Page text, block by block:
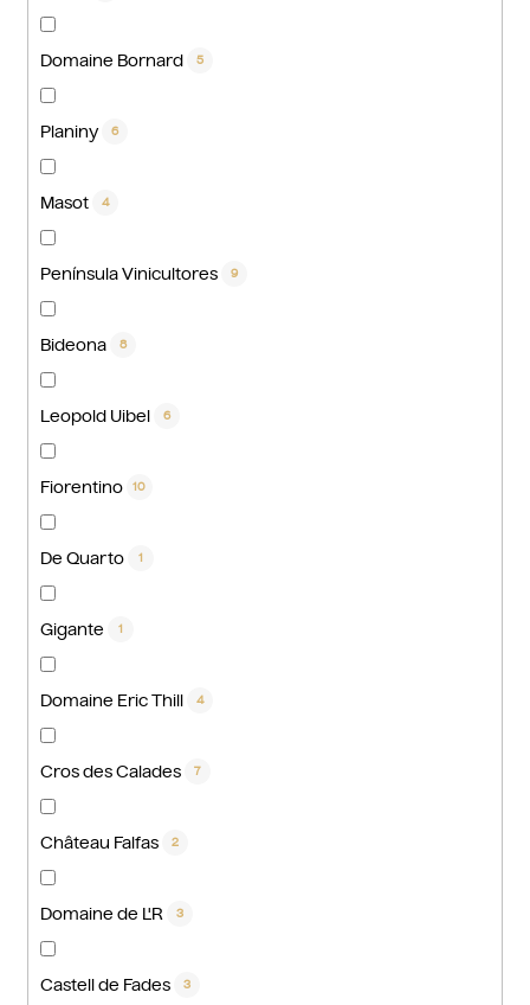
Domaine Bornard 5
Planiny 6
Masot 4
Península Vinicultores 9
Bideona 8
Leopold Uibel 6
Fiorentino 10
De Quarto 1
Gigante 1
Domaine Eric Thill 4
Cros des Calades 7
Château Falfas 2
Domaine de L'R 3
Castell de Fades 3